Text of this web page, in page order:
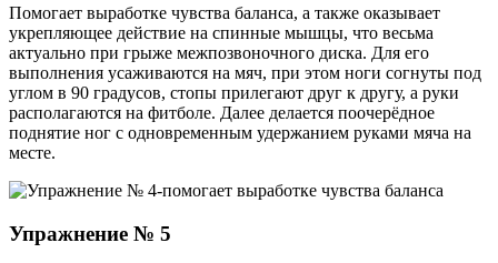
Помогает выработке чувства баланса, а также оказывает
укрепляющее действие на спинные мышцы, что весьма
актуально при грыже межпозвоночного диска. Для его
выполнения усаживаются на мяч, при этом ноги согнуты под
углом в 90 градусов, стопы прилегают друг к другу, а руки
располагаются на фитболе. Далее делается поочерёдное
поднятие ног с одновременным удержанием руками мяча на
месте.
Упражнение № 5